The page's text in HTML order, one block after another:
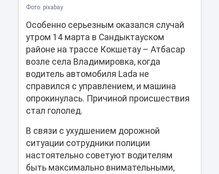
Фото: pixabay
Особенно серьезным оказался случай
утром 14 марта в Сандыктауском
районе на трассе Кокшетау – Атбасар
возле села Владимировка, когда
водитель автомобиля Lada не
справился с управлением, и машина
опрокинулась. Причиной происшествия
стал гололед.
В связи с ухудшением дорожной
ситуации сотрудники полиции
настоятельно советуют водителям
быть максимально внимательными,